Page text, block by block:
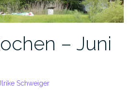
– Juni
Schweiger